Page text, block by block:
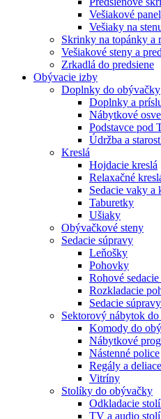
Vešiakové
Vešiaky na
Skrinky na topánky a
Vešiakové steny a
Zrkadlá do predsiene
Obývacie izby
Doplnky do obývačky
Doplnky a
Nábytkové
Podstavce pod
Údržba a
Kreslá
Hojdacie kreslá
Relaxačné
Sedacie vaky a
Taburetky
Ušiaky
Obývačkové steny
Sedacie súpravy
Leňošky
Pohovky
Rohové
Rozkladacie
Sedacie
Sektorový nábytok
Komody do
Nábytkové
Nástenné police
Regály a
Vitríny
Stolíky do obývačky
Odkladacie
TV a audio